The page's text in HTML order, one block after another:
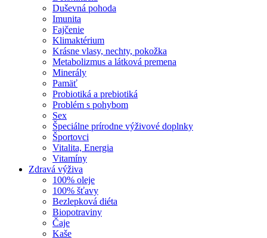
Duševná pohoda
Imunita
Fajčenie
Klimaktérium
Krásne vlasy, nechty, pokožka
Metabolizmus a látková premena
Minerály
Pamäť
Probiotiká a prebiotiká
Problém s pohybom
Sex
Špeciálne prírodne výživové doplnky
Športovci
Vitalita, Energia
Vitamíny
Zdravá výživa
100% oleje
100% šťavy
Bezlepková diéta
Biopotraviny
Čaje
Kaše